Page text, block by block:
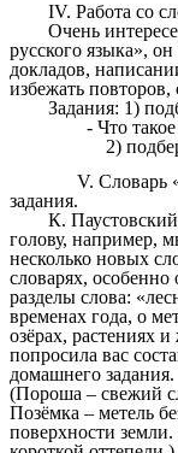
IV. Работа со
Очень
русского языка»,
докладов,
избежать повторов,
Задания: 1)
- Что такое
2) подберите
V. Словарь
задания.
К. Паустовский
голову, например,
несколько новых
словарях,
разделы слова:
временах года, о
озёрах, растениях
попросила вас
домашнего задания.
(Пороша – свежий
Позёмка – метель
поверхности земли.